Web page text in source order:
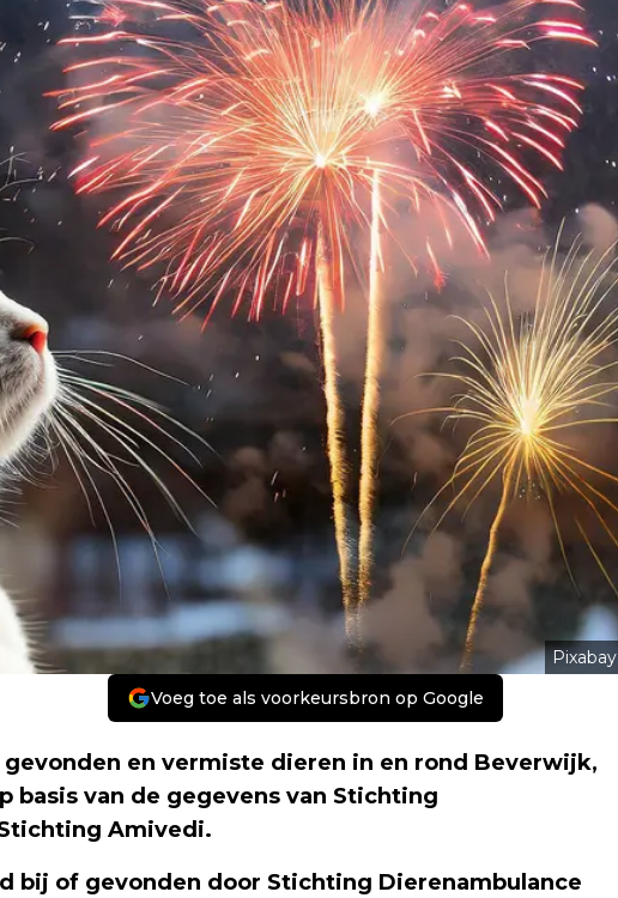
Pixabay
Voeg toe als voorkeursbron op Google
en vermiste dieren in en rond Beverwijk,
basis van de gegevens van Stichting
Amivedi.
bij of gevonden door Stichting Dierenambulance